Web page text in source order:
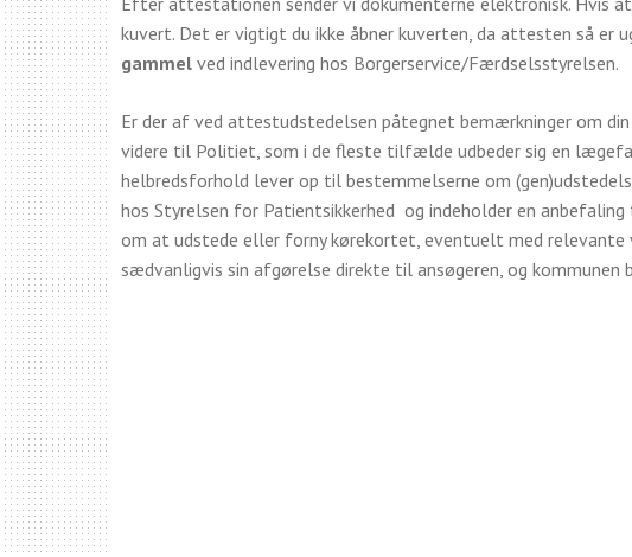
kuvert. Det er vigtigt du ikke åbner kuverten, da attesten så er
gammel ved indlevering hos Borgerservice/Færdselsstyrelsen.
Er der af ved attestudstedelsen påtegnet bemærkninger om
videre til Politiet, som i de fleste tilfælde udbeder sig en
helbredsforhold lever op til bestemmelserne om
hos Styrelsen for Patientsikkerhed og indeholder en
om at udstede eller forny kørekortet, eventuelt med
sædvanligvis sin afgørelse direkte til ansøgeren, og kommunen